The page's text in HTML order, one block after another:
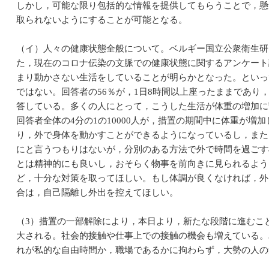
しかし，可能な限り包括的な情報を提供してもらうことで，
取られないようにすることが可能となる。
（イ）人々の健康状態全般について。ベルギー国立公衆衛生
た，現在のコロナ伝染の文脈での健康状態に関するアンケー
まり動かさない生活をしていることが明らかとなった。とい
ではない。回答者の56％が，1日8時間以上座ったままであり
答している。多くの人にとって，こうした生活が体重の増加
回答者全体の4分の1の10000人が，措置の期間中に体重が増
り，外で身体を動かすことができるようになっているし，ま
にと言うつもりはないが，分別のある方法で外で時間を過ご
とは精神的にも良いし，おそらく物事を前向きに見られるよ
ど，十分な対策を取ってほしい。もし体調が良くなければ，
合は，自己隔離し外出を控えてほしい。
（3）措置の一部解除により，本日より，新たな段階に進む
大される。社会的接触や仕事上での接触の機会も増えている
れが私的な自由時間か，職場であるかに拘わらず，大勢の人